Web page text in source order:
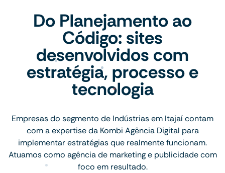
Do Planejamento ao
Código: sites
desenvolvidos com
estratégia, processo e
tecnologia
Empresas do segmento de Indústrias em Itajaí contam
com a expertise da Kombi Agência Digital para
implementar estratégias que realmente funcionam.
Atuamos como agência de marketing e publicidade com
foco em resultado.